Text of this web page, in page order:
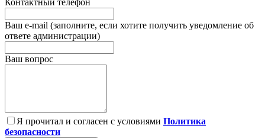
Контактный телефон
Ваш e-mail (заполните, если хотите получить уведомление об
ответе администрации)
Ваш вопрос
Я прочитал и согласен с условиями Политика
безопасности